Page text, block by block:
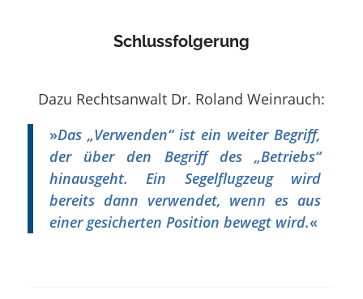
Schlussfolgerung
Dazu Rechtsanwalt Dr. Roland Weinrauch:
»Das „Verwenden“ ist ein weiter Begriff,
der über den Begriff des „Betriebs“
hinausgeht. Ein Segelflugzeug wird
bereits dann verwendet, wenn es aus
einer gesicherten Position bewegt wird.«